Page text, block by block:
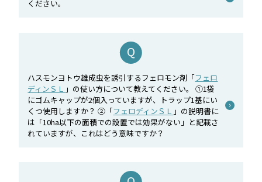
ください。
ハスモンヨトウ雄成虫を誘引するフェロモン剤「フェロ
ディンＳＬ 」の使い方について教えてください。 ①1袋
にゴムキャップが2個入っていますが、トラップ1基にい
くつ使用しますか？ ②「フェロディンＳＬ 」の説明書に
は「10ha以下の面積での設置では効果がない」と記載さ
れていますが、これはどう意味ですか？